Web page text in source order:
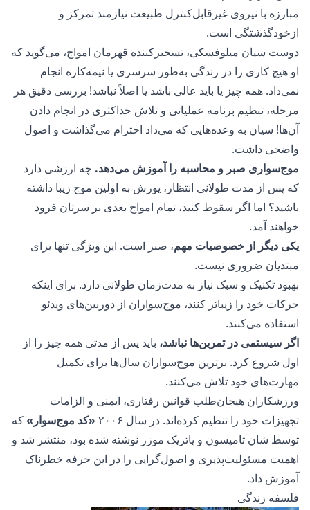
مبارزه با نیروی غیرقابل‌کنترل طبیعت نیازمند تمرکز و
از‌خود‌گذشتگی است.
دوست سیان میلوفسکی، تسخیرکننده قهرمان امواج، می‌گوید که
او هیچ کاری را در زندگی به‌طور سرسری یا نیمه‌کاره انجام
نمی‌داد. همه چیز یا باید عالی باشد یا اصلاً نباشد! بررسی دقیق هر
مرحله، تنظیم برنامه عملیاتی و تلاش حداکثری در انجام دادن
آن‌ها! سیان به وعده‌هایی که می‌داد احترام می‌گذاشت و اصول
واضحی داشت.
موج‌سواری صبر و محاسبه را آموزش می‌دهد. چه ارزشی دارد
که پس از مدت طولانی انتظار، یورش به اولین موج زیبا داشته
باشید؟ اما اگر سقوط کنید، تمام امواج بعدی بر سرتان فرود
خواهند آمد.
یکی دیگر از خصوصیات مهم، صبر است. این ویژگی تنها برای
مبتدیان ضروری نیست.
بهبود تکنیک و سبک نیاز به مدت‌زمان طولانی دارد. برای اینکه
حرکات خود را زیباتر کنند، موج‌سواران از دوربین‌های ویدئو
استفاده می‌کنند.
اگر سیستمی در تمرین‌ها نباشد، باید پس از مدتی همه چیز را از
اول شروع کرد. برترین موج‌سواران سال‌ها برای تکمیل
مهارت‌های خود تلاش می‌کنند.
ورزشکاران هیجان‌طلب قوانین رفتاری، ایمنی و الزامات
تجهیزات خود را تنظیم کرده‌اند. در سال ۲۰۰۶
«کد موج‌سوار»که
توسط شان تامپسون و پاتریک موزر نوشته شده بود، منتشر شد و
اهمیت مسئولیت‌پذیری و اصول‌گرایی را در این حرفه خطرناک
آموزش داد.
فلسفه زندگی